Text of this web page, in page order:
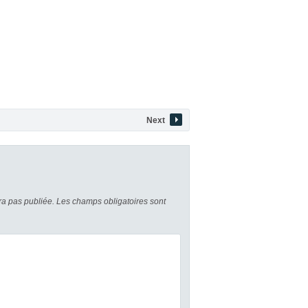
Next
pas publiée. Les champs obligatoires sont